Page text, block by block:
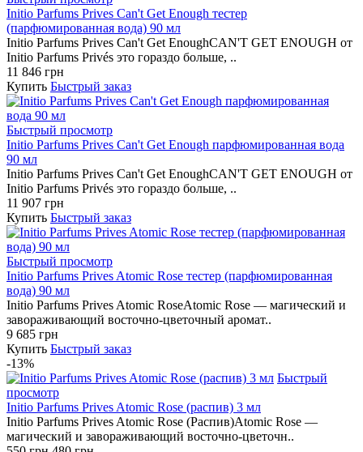
Initio Parfums Prives Can't Get Enough тестер
(парфюмированная вода) 90 мл
Initio Parfums Prives Can't Get EnoughCAN'T GET ENOUGH от
Initio Parfums Privés это гораздо больше, ..
11 846 грн
Купить Быстрый заказ
Быстрый просмотр
Initio Parfums Prives Can't Get Enough парфюмированная вода
90 мл
Initio Parfums Prives Can't Get EnoughCAN'T GET ENOUGH от
Initio Parfums Privés это гораздо больше, ..
11 907 грн
Купить Быстрый заказ
Быстрый просмотр
Initio Parfums Prives Atomic Rose тестер (парфюмированная
вода) 90 мл
Initio Parfums Prives Atomic RoseAtomic Rose — магический и
завораживающий восточно-цветочный аромат..
9 685 грн
Купить Быстрый заказ
-13%
Быстрый
просмотр
Initio Parfums Prives Atomic Rose (распив) 3 мл
Initio Parfums Prives Atomic Rose (Распив)Atomic Rose —
магический и завораживающий восточно-цветочн..